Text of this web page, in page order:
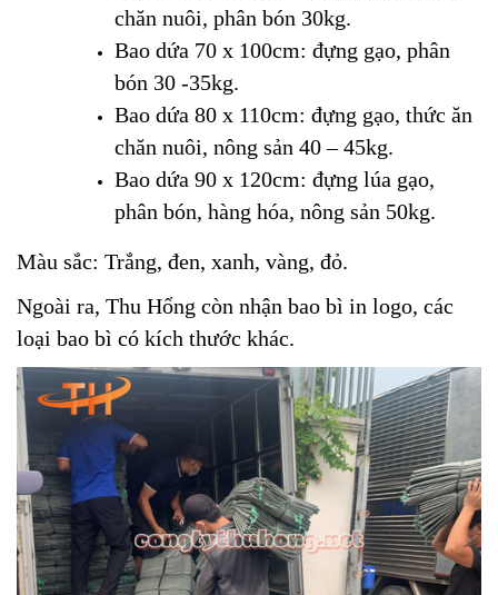
chăn nuôi, phân bón 30kg.
Bao dứa 70 x 100cm: đựng gạo, phân
bón 30 -35kg.
Bao dứa 80 x 110cm: đựng gạo, thức ăn
chăn nuôi, nông sản 40 – 45kg.
Bao dứa 90 x 120cm: đựng lúa gạo,
phân bón, hàng hóa, nông sản 50kg.
Màu sắc: Trắng, đen, xanh, vàng, đỏ.
Ngoài ra, Thu Hổng còn nhận bao bì in logo, các
loại bao bì có kích thước khác.